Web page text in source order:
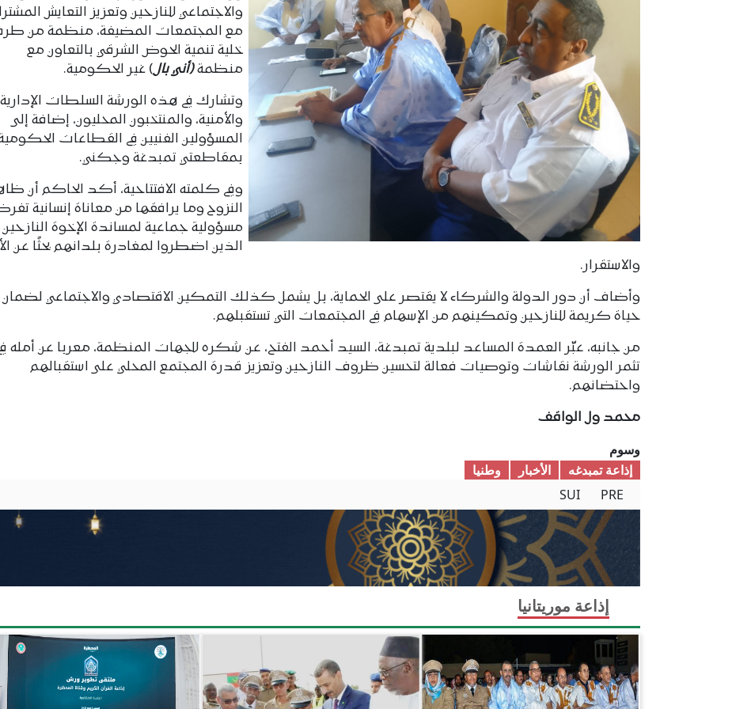
والاجتماعي للنازحين وتعزيز التعايش
مع المجتمعات المضيفة، منظمة من
خلية تنمية الحوض الشرقي بالتعاون مع
منظمة(أني بال) غير الحكومية.
وتشارك في هذه الورشة السلطات الإدارية
والأمنية، والمنتخبون المحليون، إضافة إلى
المسؤولين الفنيين في القطاعات
بمقاطعتي تمبدغة وجكني.
وفي كلمته الافتتاحية، أكد الحاكم أن
النزوح وما يرافقها من معاناة إنسانية
مسؤولية جماعية لمساندة الإخوة النازحين
الذين اضطروا لمغادرة بلدانهم بحثًا عن
والاستقرار.
وأضاف أن دور الدولة والشركاء لا يقتصر على الحماية، بل يشمل كذلك التمكين الاقتصادي والاجتماعي لضمان
حياة كريمة للنازحين وتمكينهم من الإسهام في المجتمعات التي تستقبلهم.
من جانبه، عبّر العمدة المساعد لبلدية تمبدغة، السيد أحمد الفتح، عن شكره للجهات المنظمة، معربا عن أمله
تثمر الورشة نقاشات وتوصيات فعالة لتحسين ظروف النازحين وتعزيز قدرة المجتمع المحلي على استقبالهم
واحتضانهم.
محمد ول الواقف
وسوم
إذاعة تمبدغه
الأخبار
وطنیا
PRE
SUI
إذاعة موريتانيا